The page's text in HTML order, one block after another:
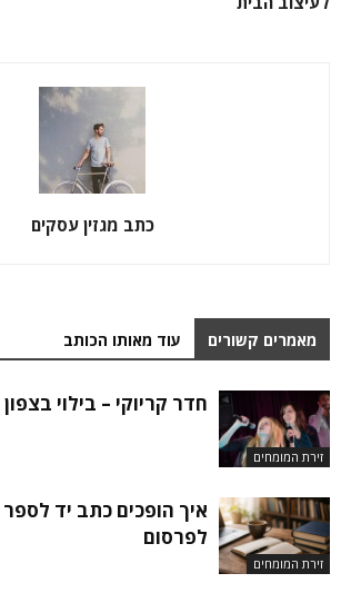
כתב מגזין עסקים
מאמרים קשורים עוד מאותו הכותב
זירת המומחים
חדר קריוקי – בילוי
זירת המומחים
איך הופכים כתב יד לספר
לפרסום